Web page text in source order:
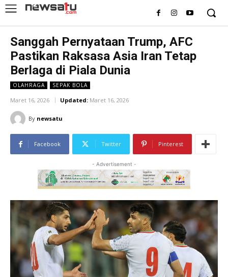
Sanggah Pernyataan Trump, AFC
Pastikan Raksasa Asia Iran Tetap
Berlaga di Piala Dunia
OLAHRAGA SEPAK BOLA
Maret 16, 2026 Updated: Maret 16, 2026
By newsatu
Facebook Twitter Pinterest
- Advertisement -